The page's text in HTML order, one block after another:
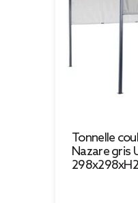
Tonnelle
Nazare gris